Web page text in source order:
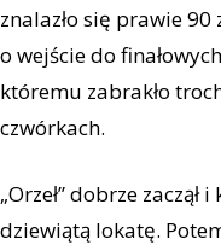
znalazło się prawie
o wejście do
któremu zabrakło
czwórkach.
„Orzeł” dobrze
dziewiątą lokatę.